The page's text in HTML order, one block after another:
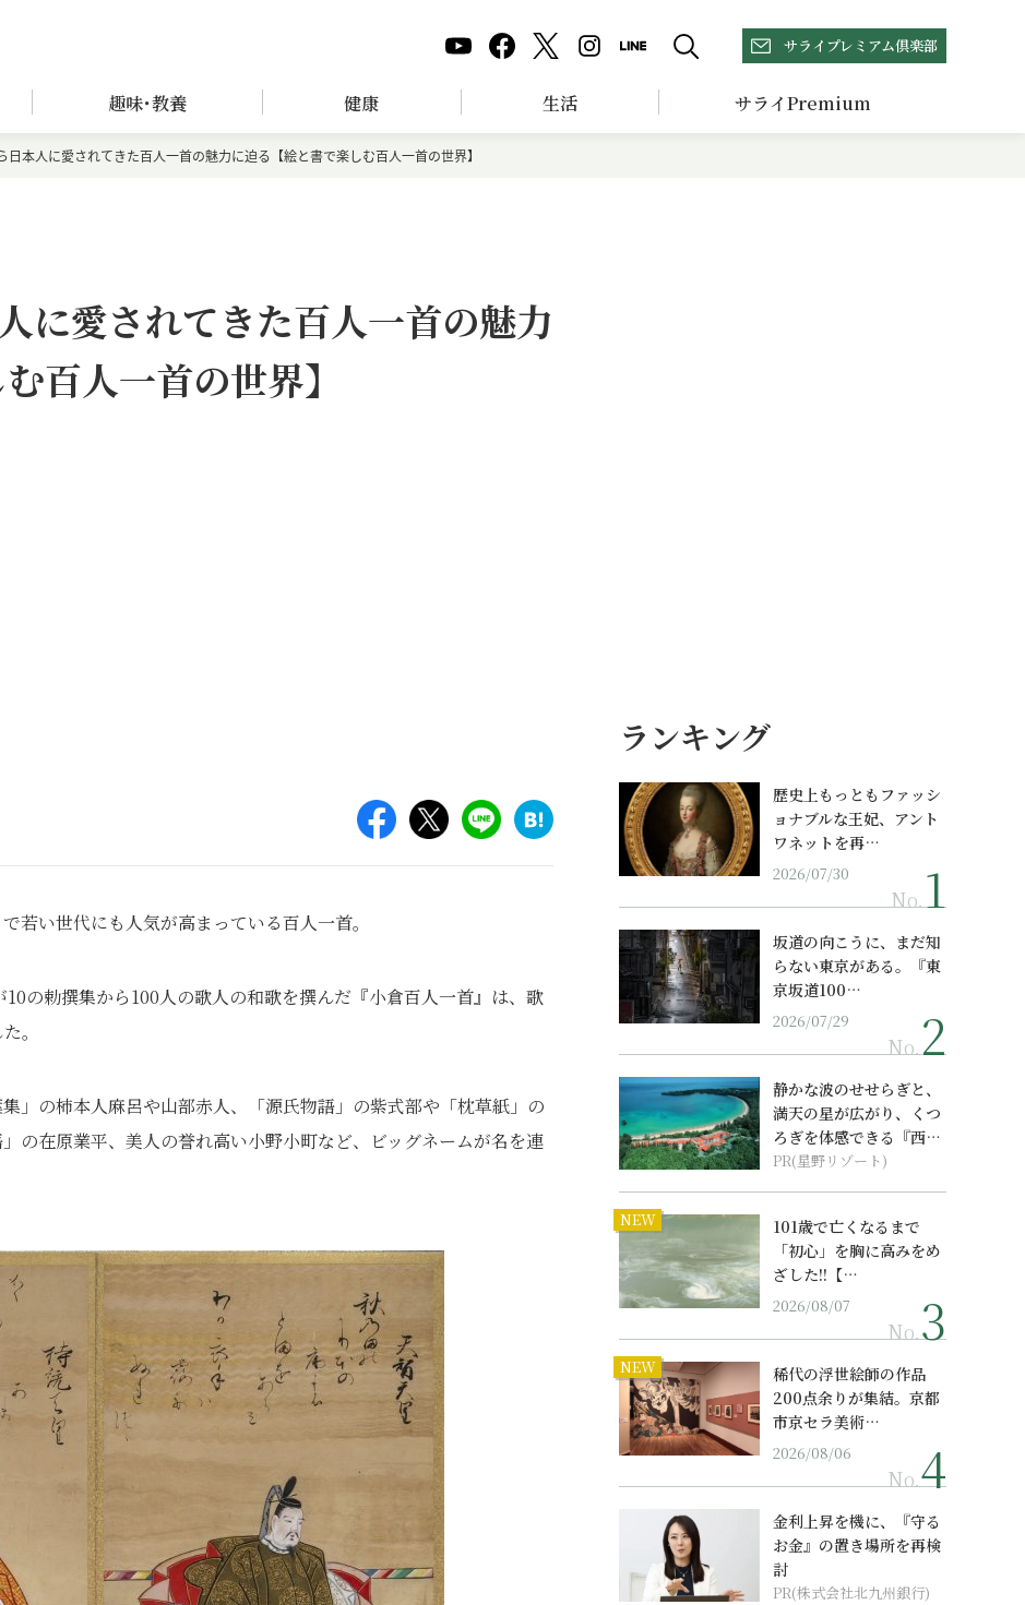
サライプレミアム倶楽部
趣味･教養 健康 生活 サライPremium
日本人に愛されてきた百人一首の魅力に迫る【絵と書で楽しむ百人一首の世界】
に愛されてきた百人一首の魅力
百人一首の世界】
若い世代にも人気が高まっている百人一首。
の勅撰集から100人の歌人の和歌を撰んだ『小倉百人一首』は、歌
。
」の柿本人麻呂や山部赤人、「源氏物語」の紫式部や「枕草紙」の
の在原業平、美人の誉れ高い小野小町など、ビッグネームが名を連
ランキング
歴史上もっともファッシ
ョナブルな王妃、アント
ワネットを再…
2026/07/30
No.
坂道の向こうに、まだ知
らない東京がある。『東
京坂道100…
2026/07/29
No.
静かな波のせせらぎと、
満天の星が広がり、くつ
ろぎを体感できる『西表
島ホテル by...
PR(星野リゾート)
NEW
101歳で亡くなるまで
「初心」を胸に高みをめ
ざした!!【…
2026/08/07
No.
NEW
稀代の浮世絵師の作品
200点余りが集結。京都
市京セラ美術…
2026/08/06
No.
金利上昇を機に、『守る
お金』の置き場所を再検
討
PR(株式会社北九州銀行)